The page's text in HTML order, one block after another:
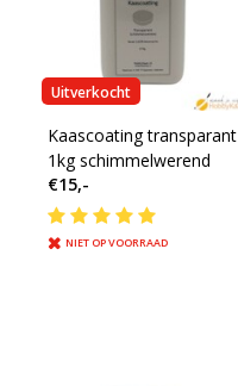
Uitverkocht
Kaascoating transparant
1kg schimmelwerend
€15,-
NIET OP VOORRAAD